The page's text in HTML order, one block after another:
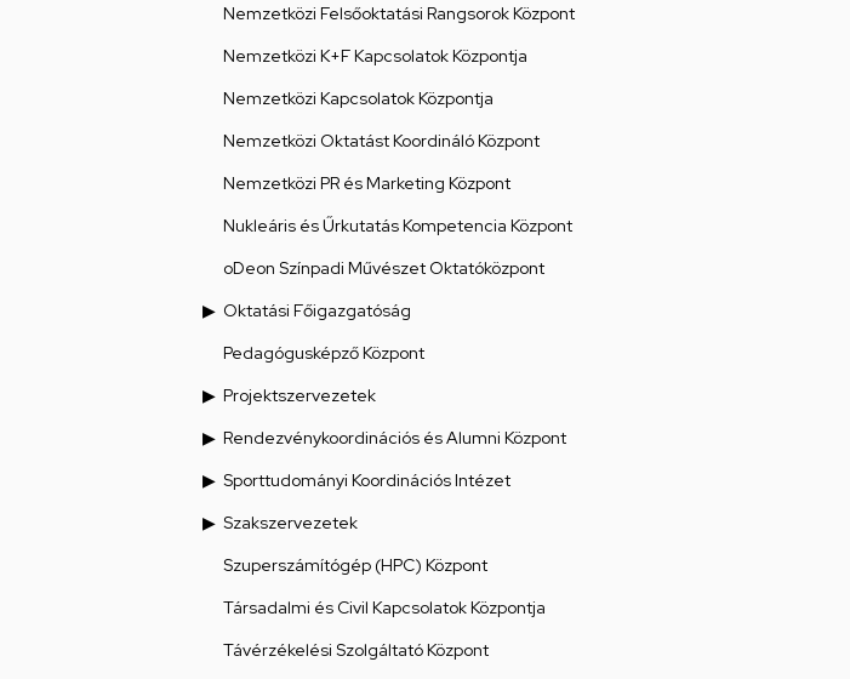
Nemzetközi Felsőoktatási Rangsorok Központ
Nemzetközi K+F Kapcsolatok Központja
Nemzetközi Kapcsolatok Központja
Nemzetközi Oktatást Koordináló Központ
Nemzetközi PR és Marketing Központ
Nukleáris és Űrkutatás Kompetencia Központ
oDeon Színpadi Művészet Oktatóközpont
Oktatási Főigazgatóság
Pedagógusképző Központ
Projektszervezetek
Rendezvénykoordinációs és Alumni Központ
Sporttudományi Koordinációs Intézet
Szakszervezetek
Szuperszámítógép (HPC) Központ
Társadalmi és Civil Kapcsolatok Központja
Távérzékelési Szolgáltató Központ